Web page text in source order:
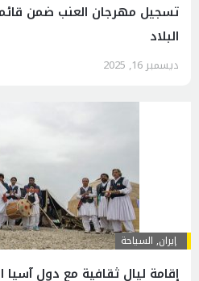
تسجيل مهرجان العنب ضمن
البلاد
ديسمبر 16, 2025
إيران, السياحة
إقامة ليالٍ ثقافية مع دول